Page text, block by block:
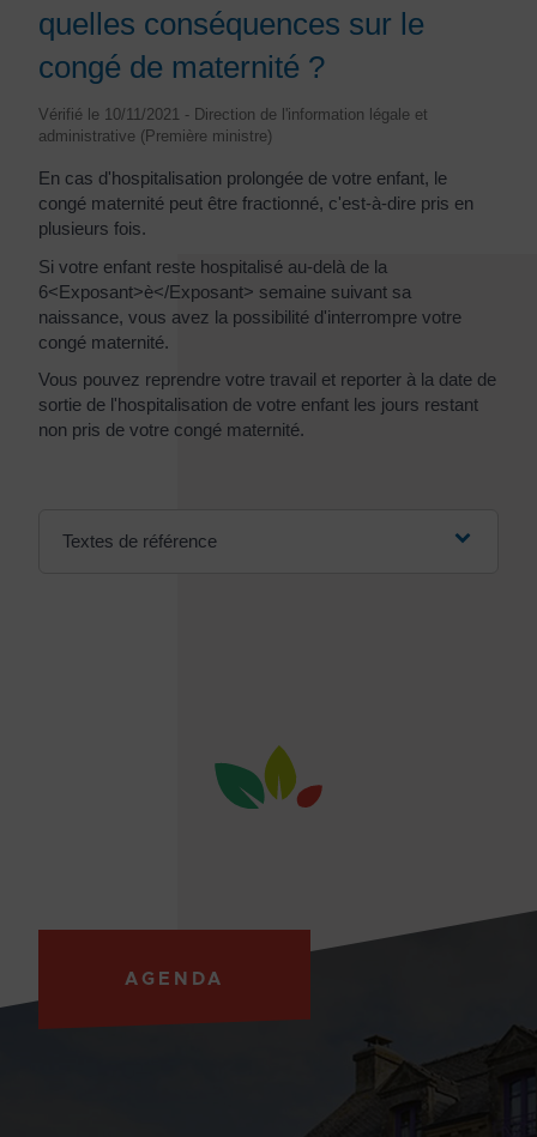
quelles conséquences sur le
congé de maternité ?
Vérifié le 10/11/2021 - Direction de l'information légale et
administrative (Première ministre)
En cas d'hospitalisation prolongée de votre enfant, le
congé maternité peut être fractionné, c'est-à-dire pris en
plusieurs fois.
Si votre enfant reste hospitalisé au-delà de la
6<Exposant>è</Exposant> semaine suivant sa
naissance, vous avez la possibilité d'interrompre votre
congé maternité.
Vous pouvez reprendre votre travail et reporter à la date de
sortie de l'hospitalisation de votre enfant les jours restant
non pris de votre congé maternité.
Textes de référence
AGENDA